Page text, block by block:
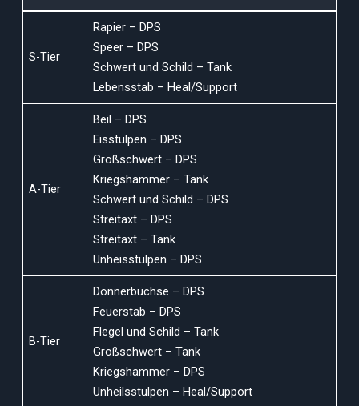
S-Tier
Rapier – DPS
Speer – DPS
Schwert und Schild – Tank
Lebensstab – Heal/Support
A-Tier
Beil – DPS
Eisstulpen – DPS
Großschwert – DPS
Kriegshammer – Tank
Schwert und Schild – DPS
Streitaxt – DPS
Streitaxt – Tank
Unheisstulpen – DPS
B-Tier
Donnerbüchse – DPS
Feuerstab – DPS
Flegel und Schild – Tank
Großschwert – Tank
Kriegshammer – DPS
Unheilsstulpen – Heal/Support